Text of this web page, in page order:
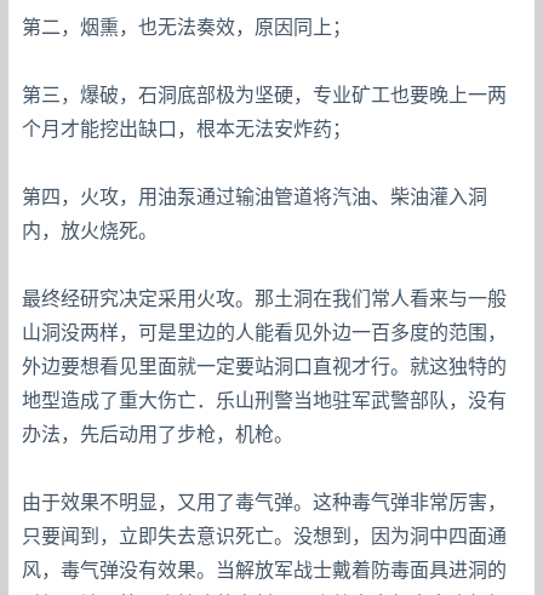
第二，烟熏，也无法奏效，原因同上；
第三，爆破，石洞底部极为坚硬，专业矿工也要晚上一两
个月才能挖出缺口，根本无法安炸药；
第四，火攻，用油泵通过输油管道将汽油、柴油灌入洞
内，放火烧死。
最终经研究决定采用火攻。那土洞在我们常人看来与一般
山洞没两样，可是里边的人能看见外边一百多度的范围，
外边要想看见里面就一定要站洞口直视才行。就这独特的
地型造成了重大伤亡．乐山刑警当地驻军武警部队，没有
办法，先后动用了步枪，机枪。
由于效果不明显，又用了毒气弹。这种毒气弹非常厉害，
只要闻到，立即失去意识死亡。没想到，因为洞中四面通
风，毒气弹没有效果。当解放军战士戴着防毒面具进洞的